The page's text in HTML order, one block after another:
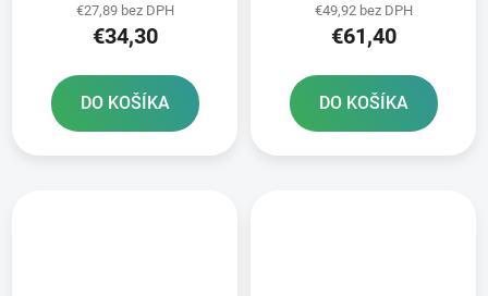
€27,89 bez DPH
€34,30
DO KOŠÍKA
oranžová
€49,92 bez DPH
€61,40
DO KOŠÍKA